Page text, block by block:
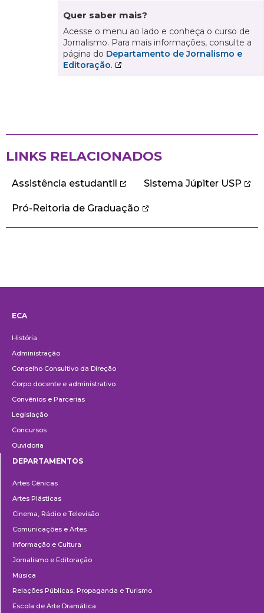
Quer saber mais?
Acesse o menu ao lado e conheça o curso de
Jornalismo. Para mais informações, consulte a
página do Departamento de Jornalismo e
Editoração.
LINKS RELACIONADOS
Assistência estudantil Sistema Júpiter USP
Pró-Reitoria de Graduação
ECA
História
Administração
Conselho Consultivo da Direção
Corpo docente e administrativo
Convênios e Parcerias
Legislação
Concursos
Ouvidoria
DEPARTAMENTOS
Artes Cênicas
Artes Plásticas
Cinema, Rádio e Televisão
Comunicações e Artes
Informação e Cultura
Jornalismo e Editoração
Música
Relações Públicas, Propaganda e Turismo
Escola de Arte Dramática